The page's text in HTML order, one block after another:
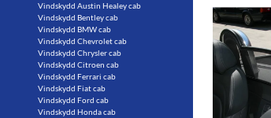
Vindskydd Austin Healey cab
Vindskydd Bentley cab
Vindskydd BMW cab
Vindskydd Chevrolet cab
Vindskydd Chrysler cab
Vindskydd Citroen cab
Vindskydd Ferrari cab
Vindskydd Fiat cab
Vindskydd Ford cab
Vindskydd Honda cab